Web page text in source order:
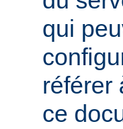
qui
référer
ce